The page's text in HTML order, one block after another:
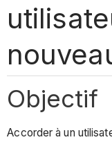
Objectif
Accorder à un